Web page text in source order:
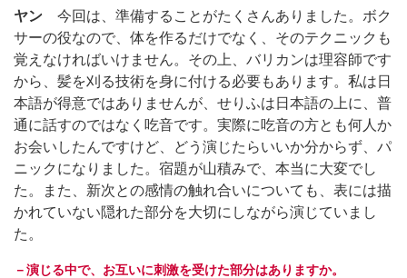
ヤン 今回は、準備することがたくさんありました。ボク
サーの役なので、体を作るだけでなく、そのテクニックも
覚えなければいけません。その上、バリカンは理容師です
から、髪を刈る技術を身に付ける必要もあります。私は日
本語が得意ではありませんが、せりふは日本語の上に、普
通に話すのではなく吃音です。実際に吃音の方とも何人か
お会いしたんですけど、どう演じたらいいか分からず、パ
ニックになりました。宿題が山積みで、本当に大変でし
た。また、新次との感情の触れ合いについても、表には描
かれていない隠れた部分を大切にしながら演じていまし
た。
－演じる中で、お互いに刺激を受けた部分はありますか。